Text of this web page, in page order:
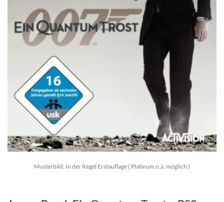
Musterbild. In der Regel Erstauflage ( Platinum o.ä. möglich )